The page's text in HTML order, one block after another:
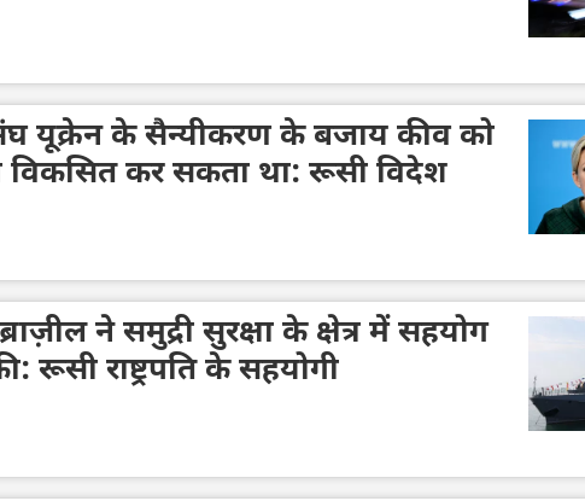
यूक्रेन के सैन्यीकरण के बजाय कीव को
विकसित कर सकता था: रूसी विदेश
ने समुद्री सुरक्षा के क्षेत्र में सहयोग
रूसी राष्ट्रपति के सहयोगी